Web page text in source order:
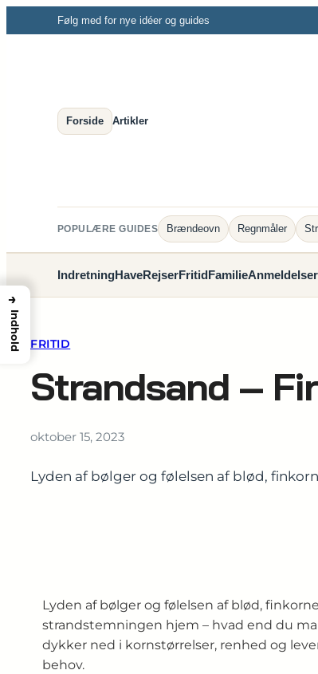
til
Følg med for nye idéer og guides
Forside Artikler
POPULÆRE GUIDES Brændeovn Regnmåler
IndretningHaveRejserFritidFamilieAnmeldelser
FRITID
Strandsand –
oktober 15, 2023
Lyden af bølger og følelsen af blød,
Lyden af bølger og følelsen af blød,
strandstemningen hjem – hvad end du
dykker ned i kornstørrelser, renhed og
behov.
→
Indhold